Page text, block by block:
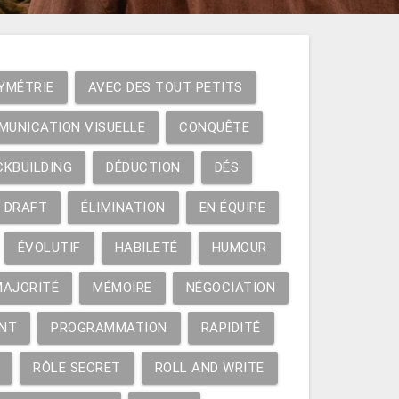
AVEC DES TOUT PETITS
VISUELLE CONQUÊTE
DÉDUCTION DÉS
DRAFT ÉLIMINATION EN ÉQUIPE
ÉVOLUTIF HABILETÉ HUMOUR
MÉMOIRE NÉGOCIATION
PROGRAMMATION RAPIDITÉ
RÔLE SECRET ROLL AND WRITE